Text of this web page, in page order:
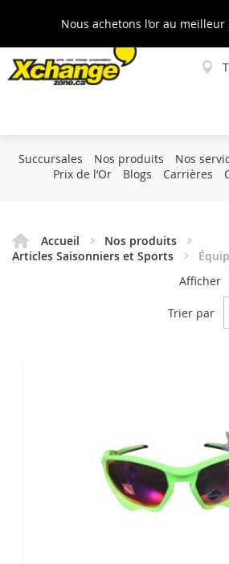
Nous achetons l’or au meilleur
Succursales Nos produits Nos
Prix de l’Or
Blogs Carrières
Accueil
Nos produits
Articles Saisonniers et Sports
Afficher
Trier par